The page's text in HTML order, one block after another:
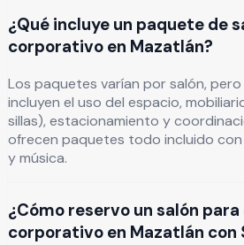
¿Qué incluye un paquete de
corporativo en Mazatlán?
Los paquetes varían por salón,
incluyen el uso del espacio,
sillas), estacionamiento y
ofrecen paquetes todo incluido
y música.
¿Cómo reservo un salón
corporativo en Mazatlán con